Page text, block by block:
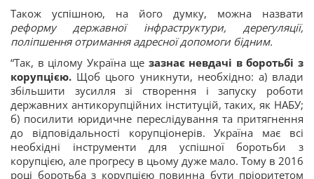
Також успішною, на його думку, можна назвати
реформу державної інфраструктури, дерегуляції,
поліпшення отримання адресної допомоги бідним.
“Так, в цілому Україна ще зазнає невдачі в боротьбі з
корупцією. Щоб цього уникнути, необхідно: а) влади
збільшити зусилля зі створення і запуску роботи
державних антикорупційних інституцій, таких, як НАБУ;
б) посилити юридичне переслідування та притягнення
до відповідальності корупціонерів. Україна має всі
необхідні інструменти для успішної боротьби з
корупцією, але прогресу в цьому дуже мало. Тому в 2016
році боротьба з корупцією повинна бути пріоритетом